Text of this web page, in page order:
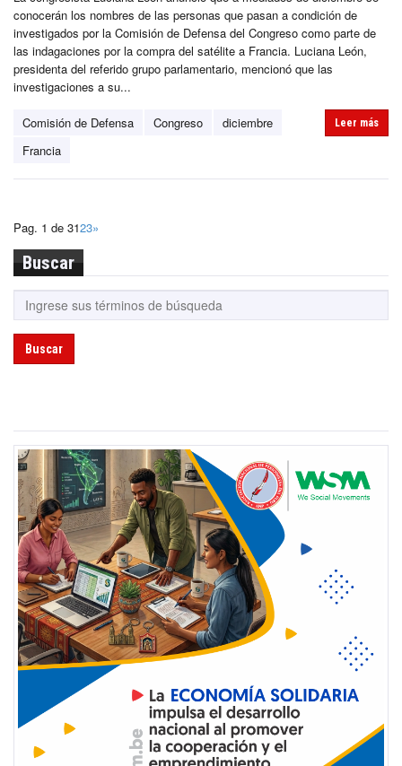
conocerán los nombres de las personas que pasan a condición de
investigados por la Comisión de Defensa del Congreso como parte de
las indagaciones por la compra del satélite a Francia. Luciana León,
presidenta del referido grupo parlamentario, mencionó que las
investigaciones a su...
Comisión de Defensa Congreso
diciembre
Francia
Leer más
Pag. 1 de 3123»
Buscar
Buscar